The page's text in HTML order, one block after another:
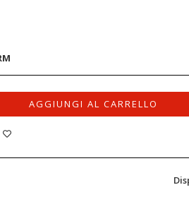
AGGIUNGI AL CARRELLO